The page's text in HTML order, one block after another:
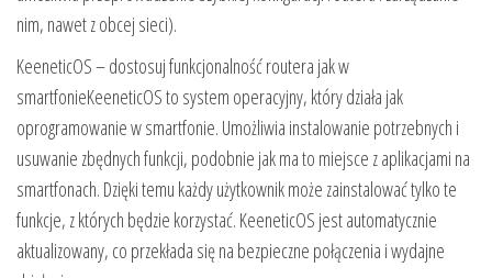
nim, nawet z obcej sieci).
KeeneticOS – dostosuj funkcjonalność routera jak w
smartfonieKeeneticOS to system operacyjny, który działa jak
oprogramowanie w smartfonie. Umożliwia instalowanie potrzebnych i
usuwanie zbędnych funkcji, podobnie jak ma to miejsce z aplikacjami na
smartfonach. Dzięki temu każdy użytkownik może zainstalować tylko te
funkcje, z których będzie korzystać. KeeneticOS jest automatycznie
aktualizowany, co przekłada się na bezpieczne połączenia i wydajne